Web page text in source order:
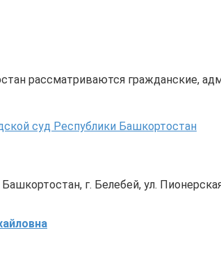
рассматриваются гражданские,
суд Республики Башкортостан
г. Белебей, ул.